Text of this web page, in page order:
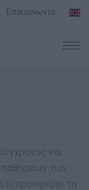
Επικοινωνία
και
παθήσεων των
προσφέρει τη